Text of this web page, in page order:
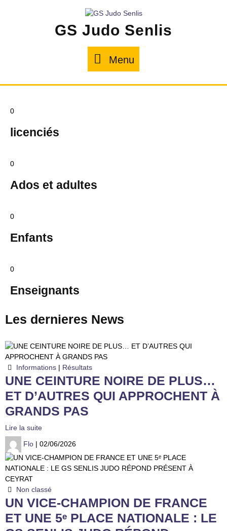
GS Judo Senlis
Menu
0
licenciés
0
Ados et adultes
0
Enfants
0
Enseignants
Les dernieres News
Informations| Résultats
UNE CEINTURE NOIRE DE PLUS…
ET D’AUTRES QUI APPROCHENT À
GRANDS PAS
Lire la suite
Flo | 02/06/2026
Non classé
UN VICE-CHAMPION DE FRANCE
ET UNE 5ᵉ PLACE NATIONALE : LE